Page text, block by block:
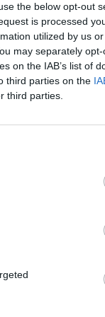
the below opt-out
is processed
utilized by us
may separately
on the IAB’s list of
third parties on the
third parties.
re emelkedett -
elzárkózó
különösen feltűnő.
a krónikus
olvasása